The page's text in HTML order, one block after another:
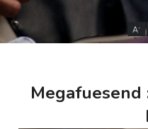
A-
Megafuesend